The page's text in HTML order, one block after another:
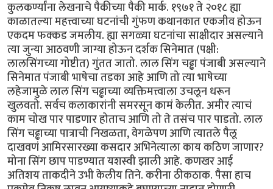
कुलकर्ण्यांना लेखनाचे पैकीच्या पैकी मार्क. १९७१ ते २०१८ ह्या
काळातल्या महत्त्वाच्या घटनांची गुंफण कथानकात एकजीव होऊन
एकदम फक्कड जमलीय. ह्या सगळ्या घटनांचा साक्षीदार असल्याने
त्या जुन्या आठवणी जाग्या होऊन दर्शक सिनेमात (पक्षी:
लालसिंगच्या गोष्टीत) गुंतत जातो. लाल सिंग चढ्ढा पंजाबी असल्याने
सिनेमात पंजाबी भाषेचा तडका आहे आणि तो त्या भाषेच्या
लहेजामुळे लाल सिंग चढ्ढाच्या व्यक्तिमत्त्वाला उचलून धरून
खुलवतो. सर्वच कलाकारांनी समरसून कामं केलीत. अमीर त्याचं
काम चोख पार पाडणार होताच आणि तो ते तसंच पार पाडतो. लाल
सिंग चढ्ढाच्या पात्राची निखळता, वेगळेपण आणि त्यातले पैलू
दाखवणं आमिरसारख्या कसदार अभिनेत्याला काय कठिण जाणार?
मोना सिंग छाप पाडण्यात यशस्वी झाली आहे. कणखर आई
अतिशय ताकदीने उभी केलीय तिने. करीना ठीकठाक. पैसा हाच